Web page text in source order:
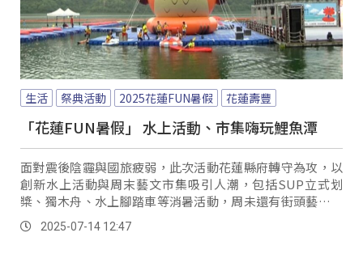
生活 祭典活動 2025花蓮FUN暑假 花蓮壽豐
「花蓮FUN暑假」 水上活動、市集嗨玩鯉魚潭
面對震後陰霾與國旅疲弱，此次活動花蓮縣府轉守為攻，以
創新水上活動與周末藝文市集吸引人潮，包括SUP立式划
槳、獨木舟、水上腳踏車等消暑活動，周未還有街頭藝人、
兒童劇、音樂表演等等，結合振興券與地方創生，有興趣的
民眾不妨加入你的暑期旅遊行程。
2025-07-14 12:47